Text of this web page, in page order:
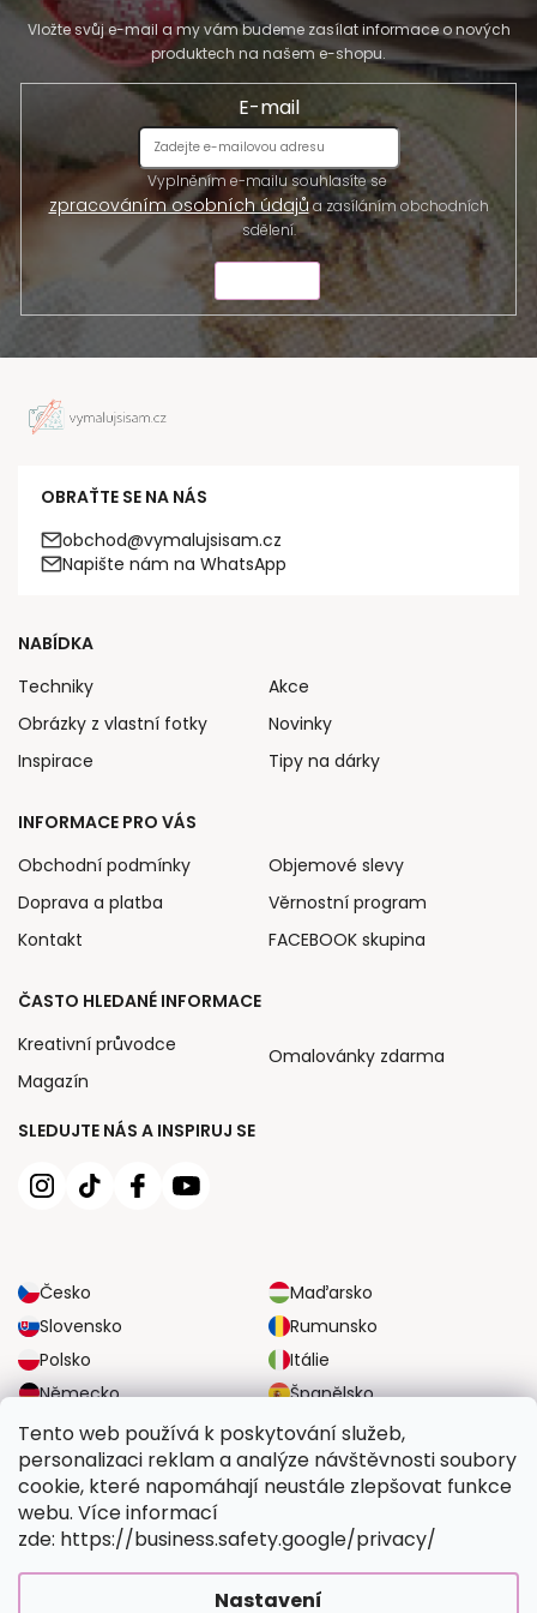
Tento web používá k poskytování služeb,
personalizaci reklam a analýze návštěvnosti soubory
cookie, které napomáhají neustále zlepšovat funkce
webu. Více informací
zde: https://business.safety.google/privacy/
Nastavení
Vložte svůj e-mail a my vám budeme zasílat informace o nových
produktech na našem e-shopu.
E-mail
Vyplněním e-mailu souhlasíte se
zpracováním osobních údajůa zasíláním obchodních
sdělení.
OBRAŤTE SE NA NÁS
obchod@vymalujsisam.cz
Napište nám na WhatsApp
SLEDUJTE NÁS A INSPIRUJ SE
Česko
Maďarsko
Slovensko
Rumunsko
Polsko
Itálie
Německo
Španělsko
Velká Británie
Rakousko
NABÍDKA
Techniky
Obrázky z vlastní fotky
Inspirace
Akce
Novinky
Tipy na dárky
INFORMACE PRO VÁS
Obchodní podmínky
Doprava a platba
Kontakt
Objemové slevy
Věrnostní program
FACEBOOK skupina
ČASTO HLEDANÉ INFORMACE
Kreativní průvodce
Magazín
Omalovánky zdarma
SPOLEHLIVÉ MOŽNOSTI DOPRAVY
BEZPEČNÉ MOŽNOSTI PLATBY